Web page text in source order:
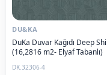
DU&KA
DuKa Duvar Kağıdı Deep
(16,2816 m2- Elyaf Tabanlı)
DK.32306-4